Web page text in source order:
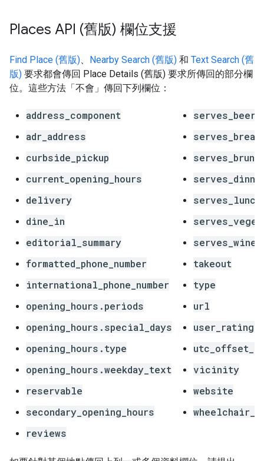
Places API (舊版) 欄位支援
Find Place (舊版)、 Nearby Search (舊版) 和 Text Search (舊
版) 要求都會傳回 Place Details (舊版) 要求所傳回的部分欄
位。這些方法「不會」傳回下列欄位：
address_component
adr_address
curbside_pickup
current_opening_hours
delivery
dine_in
editorial_summary
formatted_phone_number
international_phone_number
opening_hours.periods
opening_hours.special_days
opening_hours.type
opening_hours.weekday_text
reservable
secondary_opening_hours
reviews
serves_beer
serves_lunch
serves_wine
takeout
type
url
vicinity
website